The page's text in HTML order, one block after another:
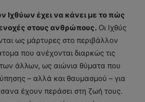
Ιχθύων έχει να κάνει με το πώς
στους ανθρώπους. Οι Ιχθύς
ως μάρτυρες στο περιβάλλον
που ανέχονται διαρκώς τις
των άλλων, ως αιώνια θύματα που
– αλλά και θαυμασμού – για
έχουν περάσει στη ζωή τους.